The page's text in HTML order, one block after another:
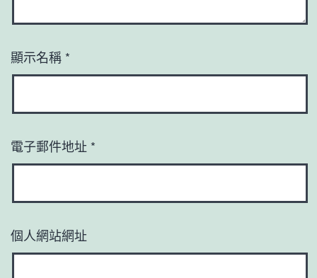
顯示名稱 *
電子郵件地址 *
個人網站網址